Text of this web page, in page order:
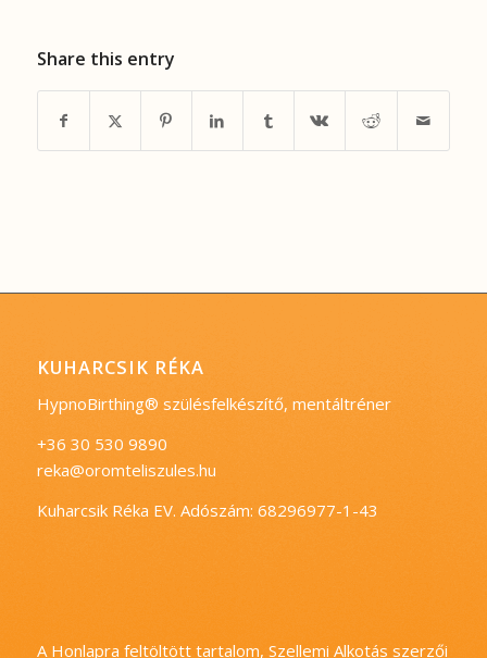
Share this entry
KUHARCSIK RÉKA
HypnoBirthing® szülésfelkészítő, mentáltréner
+36 30 530 9890
reka@oromteliszules.hu
Kuharcsik Réka EV. Adószám: 68296977-1-43
A Honlapra feltöltött tartalom, Szellemi Alkotás szerzői